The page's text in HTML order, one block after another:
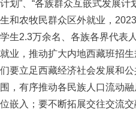
计划”、“各族群众互嵌式发展
生和农牧民群众区外就业，
学生2.3万余名、各族各界代表
就业，推动扩大内地西藏班招
们要立足西藏经济社会发展和
围，有序推动各民族人口流动
位嵌入；要不断拓展交往交流交